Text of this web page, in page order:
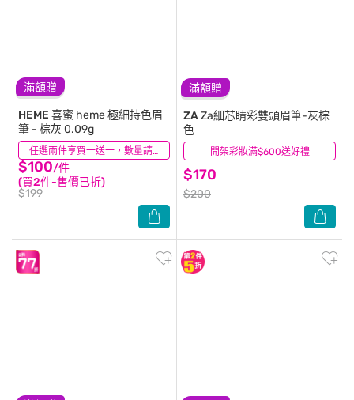
滿額贈
任選兩件享買一送一，數量請選2件
HEME 喜蜜 heme 極細持色眉
筆 - 棕灰 0.09g
$100/件
(買2件-售價已折)
$199
(2)
滿額贈
開架彩妝滿$600送好禮
ZAZa細芯睛彩雙頭眉筆-灰棕
色
$170
$200
(18)